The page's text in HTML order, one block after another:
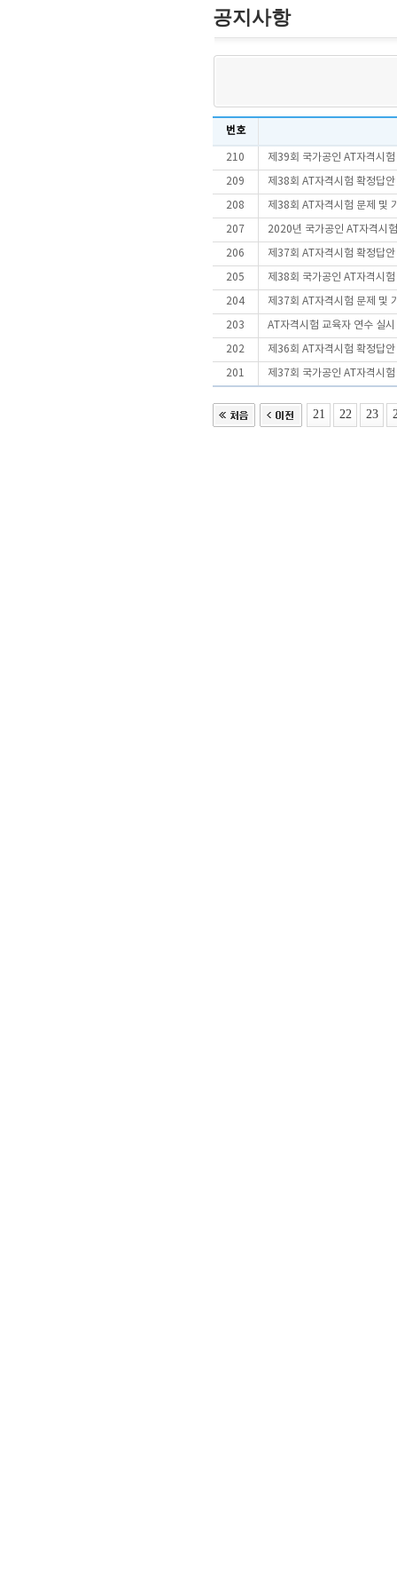
공지사항
번호
210 제39회 국가공인 AT자격시
209 제38회 AT자격시험 확정답
208 제38회 AT자격시험 문제 및
207 2020년 국가공인 AT자격시
206 제37회 AT자격시험 확정답
205 제38회 국가공인 AT자격시
204 제37회 AT자격시험 문제 및
203 AT자격시험 교육자 연수 실
202 제36회 AT자격시험 확정답
201 제37회 국가공인 AT자격시
21 22 23